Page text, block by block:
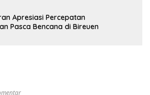
Apresiasi Percepatan
Pasca Bencana di Bireuen